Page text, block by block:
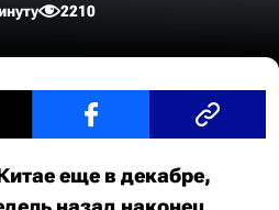
2210
еще в декабре,